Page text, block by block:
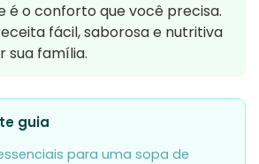
é o conforto que você precisa.
fácil, saborosa e nutritiva
sua família.
guia
para uma sopa de